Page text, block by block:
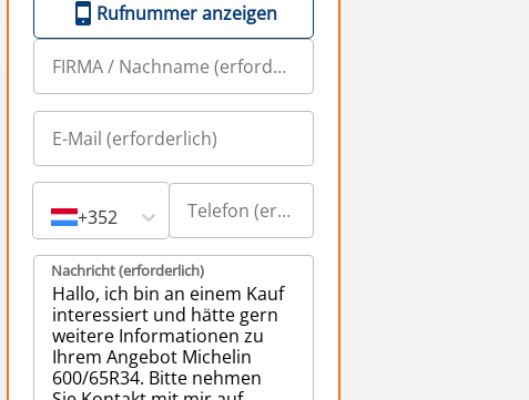
Rufnummer anzeigen
+352
Nachricht (erforderlich)